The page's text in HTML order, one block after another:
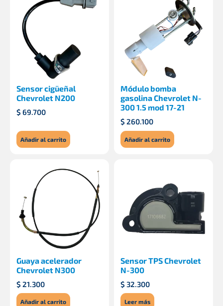
Sensor cigüeñal
Chevrolet N200
$ 69.700
Añadir al carrito
Módulo bomba
gasolina Chevrolet N-
300 1.5 mod 17-21
$ 260.100
Añadir al carrito
Guaya acelerador
Chevrolet N300
$ 21.300
Añadir al carrito
Sensor TPS Chevrolet
N-300
$ 32.300
Leer más